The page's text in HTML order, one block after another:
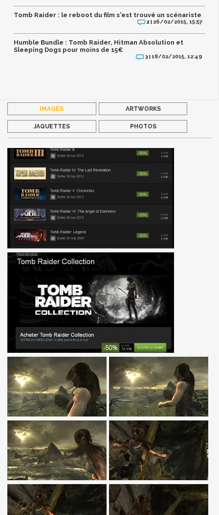
Tomb Raider : le reboot du film s'est trouvé un scénariste
2 | 26/02/2015, 15:57
Humble Bundle : Tomb Raider, Hitman Absolution et
Sleeping Dogs pour moins de 15€
3 |18/02/2015, 12:49
IMAGES ARTWORKS
JAQUETTES PHOTOS